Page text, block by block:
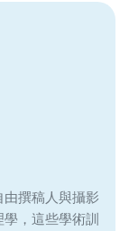
撰稿人與攝影
，這些學術訓